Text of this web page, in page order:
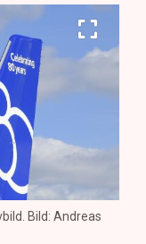
Bild: Andreas